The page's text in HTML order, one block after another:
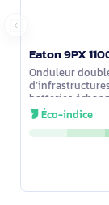
Onduleur
batteries
interne/
Éco-indice